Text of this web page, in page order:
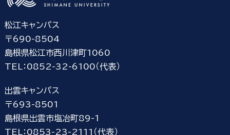
松江キャンパス
〒690-8504
島根県松江市西川津町1060
TEL：0852-32-6100（代表）
出雲キャンパス
〒693-8501
島根県出雲市塩冶町89-1
TEL：0853-23-2111（代表）